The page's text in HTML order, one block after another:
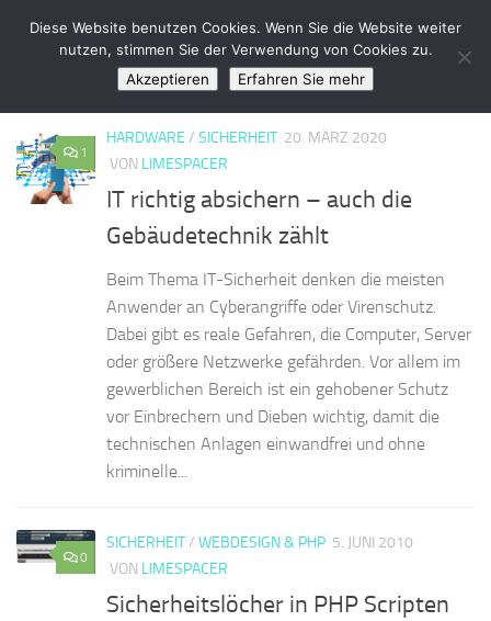
Zum Inhalt springen
LimeSpace - IT
SICHERHEIT
1
HARDWARE / SICHERHEIT 20. MÄRZ 2020
VON LIMESPACER
IT richtig absichern – auch die
Gebäudetechnik zählt
Beim Thema IT-Sicherheit denken die meisten
Anwender an Cyberangriffe oder Virenschutz.
Dabei gibt es reale Gefahren, die Computer, Server
oder größere Netzwerke gefährden. Vor allem im
gewerblichen Bereich ist ein gehobener Schutz
vor Einbrechern und Dieben wichtig, damit die
technischen Anlagen einwandfrei und ohne
kriminelle...
0
SICHERHEIT/ WEBDESIGN & PHP 5. JUNI 2010
VON LIMESPACER
Sicherheitslöcher in PHP Scripten
Diese Website benutzen Cookies. Wenn Sie die Website weiter
nutzen, stimmen Sie der Verwendung von Cookies zu.
Akzeptieren
Erfahren Sie mehr